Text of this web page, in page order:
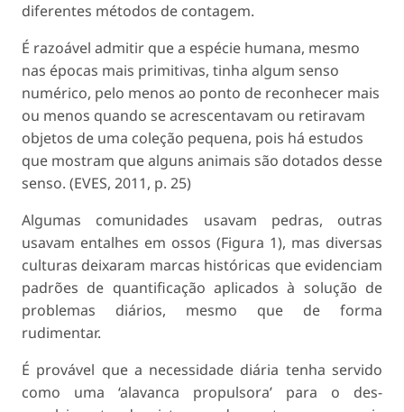
diferentes métodos de contagem.
É razoável admitir que a espécie humana, mes­mo
nas épocas mais primitivas, tinha algum senso
numérico, pelo menos ao ponto de reconhecer mais
ou menos quando se acrescentavam ou retiravam
objetos de uma coleção pequena, pois há estudos
que mostram que alguns animais são dotados desse
senso. (EVES, 2011, p. 25)
Algumas comunidades usavam pedras, outras
usavam entalhes em ossos (Figura 1), mas diversas
culturas deixaram marcas históricas que evidenciam
padrões de quantificação aplicados à solução de
problemas diários, mesmo que de forma
rudimentar.
É provável que a necessidade diária tenha ser­vido
como uma ‘alavanca propulsora’ para o des­